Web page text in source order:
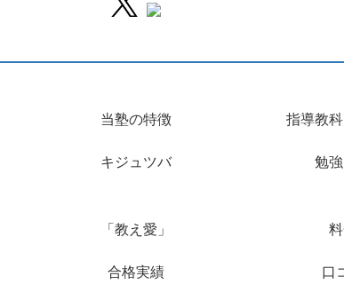
当塾の特徴 指導教
キジュツバ 勉
「教え愛」
合格実績 口